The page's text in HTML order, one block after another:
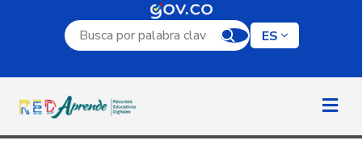
Campo de búsqueda por palabra clave
ES